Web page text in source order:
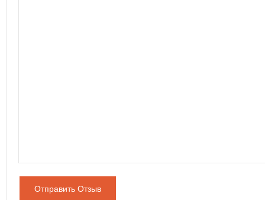
Отправить Отзыв